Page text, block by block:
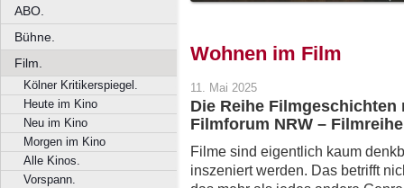
ABO.
Bühne.
Film.
Kölner Kritikerspiegel.
Heute im Kino
Neu im Kino
Morgen im Kino
Alle Kinos.
Vorspann.
Wohnen im Film
11. Mai 2025
Die Reihe Filmgeschichten
Filmforum NRW –
Filme sind eigentlich kaum
inszeniert werden. Das betrifft